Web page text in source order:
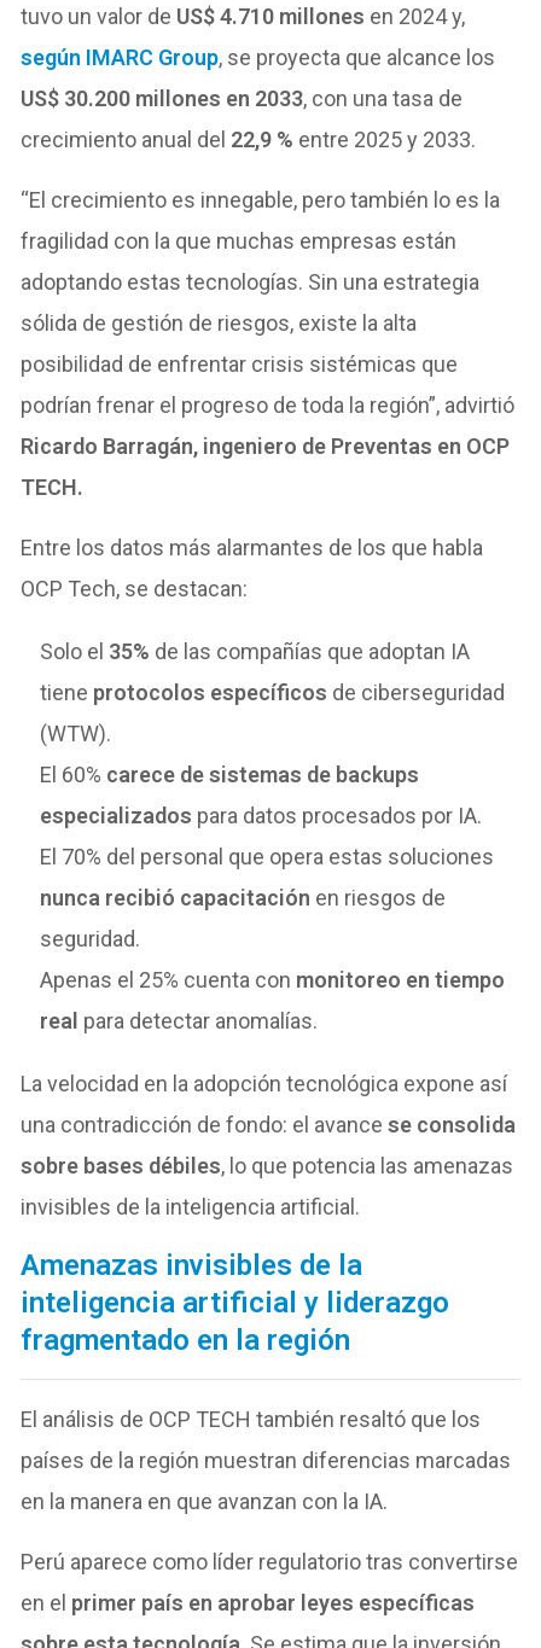
tuvo un valor de US$ 4.710 millones en 2024 y,
según IMARC Group, se proyecta que alcance los
US$ 30.200 millones en 2033, con una tasa de
crecimiento anual del 22,9 % entre 2025 y 2033.
“El crecimiento es innegable, pero también lo es la
fragilidad con la que muchas empresas están
adoptando estas tecnologías. Sin una estrategia
sólida de gestión de riesgos, existe la alta
posibilidad de enfrentar crisis sistémicas que
podrían frenar el progreso de toda la región”, advirtió
Ricardo Barragán, ingeniero de Preventas en OCP
TECH.
Entre los datos más alarmantes de los que habla
OCP Tech, se destacan:
Solo el 35% de las compañías que adoptan IA
tiene protocolos específicos de ciberseguridad
(WTW).
El 60% carece de sistemas de backups
especializados para datos procesados por IA.
El 70% del personal que opera estas soluciones
nunca recibió capacitación en riesgos de
seguridad.
Apenas el 25% cuenta con monitoreo en tiempo
real para detectar anomalías.
La velocidad en la adopción tecnológica expone así
una contradicción de fondo: el avancese consolida
sobre bases débiles, lo que potencia las amenazas
invisibles de la inteligencia artificial.
Amenazas invisibles de la
inteligencia artificial y liderazgo
fragmentado en la región
El análisis de OCP TECH también resaltó que los
países de la región muestran diferencias marcadas
en la manera en que avanzan con la IA.
Perú aparece como líder regulatorio tras convertirse
en el primer país en aprobar leyes específicas